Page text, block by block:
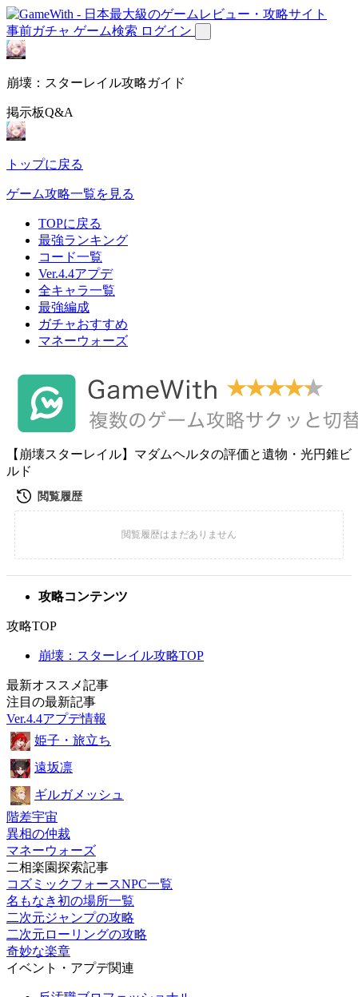
事前ガチャ ゲーム検索 ログイン
崩壊：スターレイル攻略ガイド
掲示板Q&A
トップに戻る
ゲーム攻略一覧を見る
TOPに戻る
最強ランキング
コード一覧
Ver.4.4アプデ
全キャラ一覧
最強編成
ガチャおすすめ
マネーウォーズ
【崩壊スターレイル】マダムヘルタの評価と遺物・光円錐ビ
ルド
攻略コンテンツ
攻略TOP
崩壊：スターレイル攻略TOP
最新オススメ記事
注目の最新記事
Ver.4.4アプデ情報
姫子・旅立ち
遠坂凛
ギルガメッシュ
階差宇宙
異相の仲裁
マネーウォーズ
二相楽園探索記事
コズミックフォースNPC一覧
名もなき初の場所一覧
二次元ジャンプの攻略
二次元ローリングの攻略
奇妙な楽章
イベント・アプデ関連